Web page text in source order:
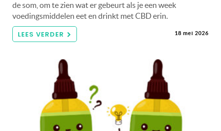
de som, om te zien wat er gebeurt als je een week
voedingsmiddelen eet en drinkt met CBD erin.
LEES VERDER 18 mei 2026